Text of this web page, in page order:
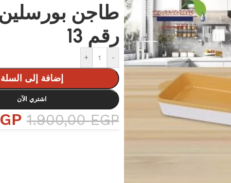
طاجن
رقم 13
-
+
إضافة إلى السلة
اشتري الآن
1.900,00EGP